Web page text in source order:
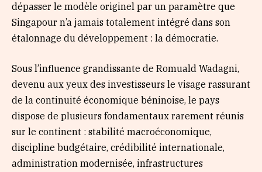
dépasser le modèle originel par un paramètre que
Singapour n’a jamais totalement intégré dans son
étalonnage du développement : la démocratie.
Sous l’influence grandissante de Romuald Wadagni,
devenu aux yeux des investisseurs le visage rassurant
de la continuité économique béninoise, le pays
dispose de plusieurs fondamentaux rarement réunis
sur le continent : stabilité macroéconomique,
discipline budgétaire, crédibilité internationale,
administration modernisée, infrastructures